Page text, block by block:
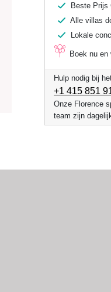
Beste Prijs
Alle villas
Lokale
Boek nu en
Hulp nodig bij
+1 ​415 851
Onze Florence
team zijn